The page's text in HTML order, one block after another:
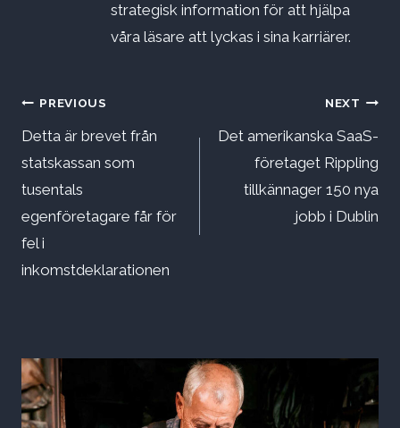
strategisk information för att hjälpa
våra läsare att lyckas i sina karriärer.
Inläggsnavigering
PREVIOUS
Detta är brevet från
statskassan som
tusentals
egenföretagare får för
fel i
inkomstdeklarationen
NEXT
Det amerikanska SaaS-
företaget Rippling
tillkännager 150 nya
jobb i Dublin